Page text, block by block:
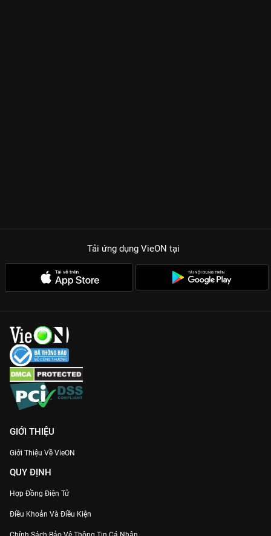
Tải ứng dụng VieON tại
GIỚI THIỆU
Giới Thiệu Về VieON
QUY ĐỊNH
Hợp Đồng Điện Tử
Điều Khoản Và Điều Kiện